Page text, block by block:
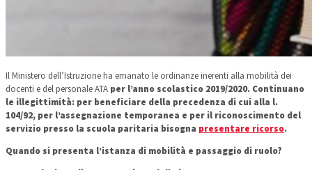
Il Ministero dell’Istruzione ha emanato le ordinanze inerenti alla mobilità dei
docenti e del personale ATA per l’anno scolastico 2019/2020. Continuano
le illegittimità: per beneficiare della precedenza di cui alla l.
104/92, per l’assegnazione temporanea e per il riconoscimento del
servizio presso la scuola paritaria bisogna presentare ricorso.
Quando si presenta l’istanza di mobilità e passaggio di ruolo?